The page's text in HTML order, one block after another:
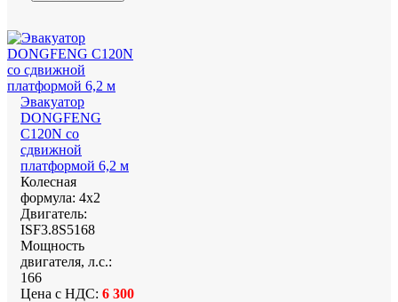
Эвакуатор
DONGFENG
С120N со
сдвижной
платформой 6,2 м
Колесная
формула: 4х2
Двигатель:
ISF3.8S5168
Мощность
двигателя, л.с.:
166
Цена с НДС: 6 300